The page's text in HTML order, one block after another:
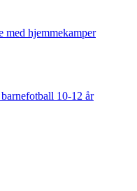
med hjemmekamper
10-12 år